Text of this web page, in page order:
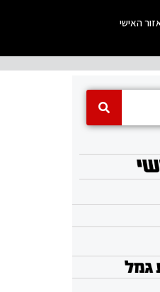
האישי